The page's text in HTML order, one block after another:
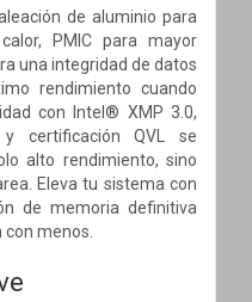
de aluminio para
PMIC para mayor
una integridad de datos
rendimiento cuando
con Intel® XMP 3.0,
certificación QVL se
alto rendimiento, sino
Eleva tu sistema con
de memoria definitiva
menos.